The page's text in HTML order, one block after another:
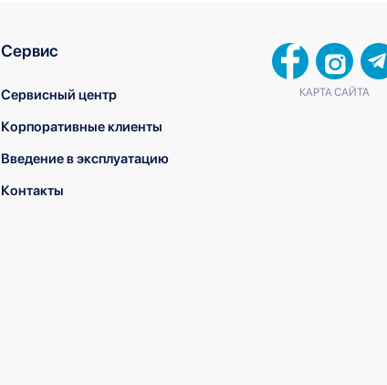
Сервис
Сервисный центр
Корпоративные клиенты
Введение в эксплуатацию
Контакты
КАРТА САЙТА